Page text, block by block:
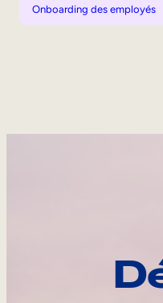
Onboarding des employés